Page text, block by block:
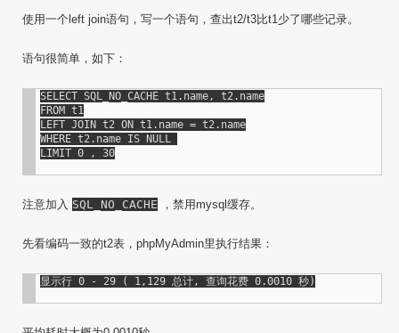
使用一个left join语句，写一个语句，查出t2/t3比t1少了哪些记录。
语句很简单，如下：
SELECT SQL_NO_CACHE t1.name, t2.name
FROM t1
LEFT JOIN t2 ON t1.name = t2.name
WHERE t2.name IS NULL
LIMIT 0 , 30
注意加入 SQL_NO_CACHE ，禁用mysql缓存。
先看编码一致的t2表，phpMyAdmin里执行结果：